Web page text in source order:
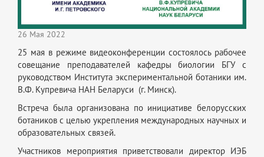
26 Мая 2022
25 мая в режиме видеоконференции состоялось рабочее
совещание преподавателей кафедры биологии БГУ с
руководством Института экспериментальной ботаники им.
В.Ф. Купревича НАН Беларуси (г. Минск).
Встреча была организована по инициативе белорусских
ботаников с целью укрепления международных научных и
образовательных связей.
Участников мероприятия приветствовали директор ИЭБ